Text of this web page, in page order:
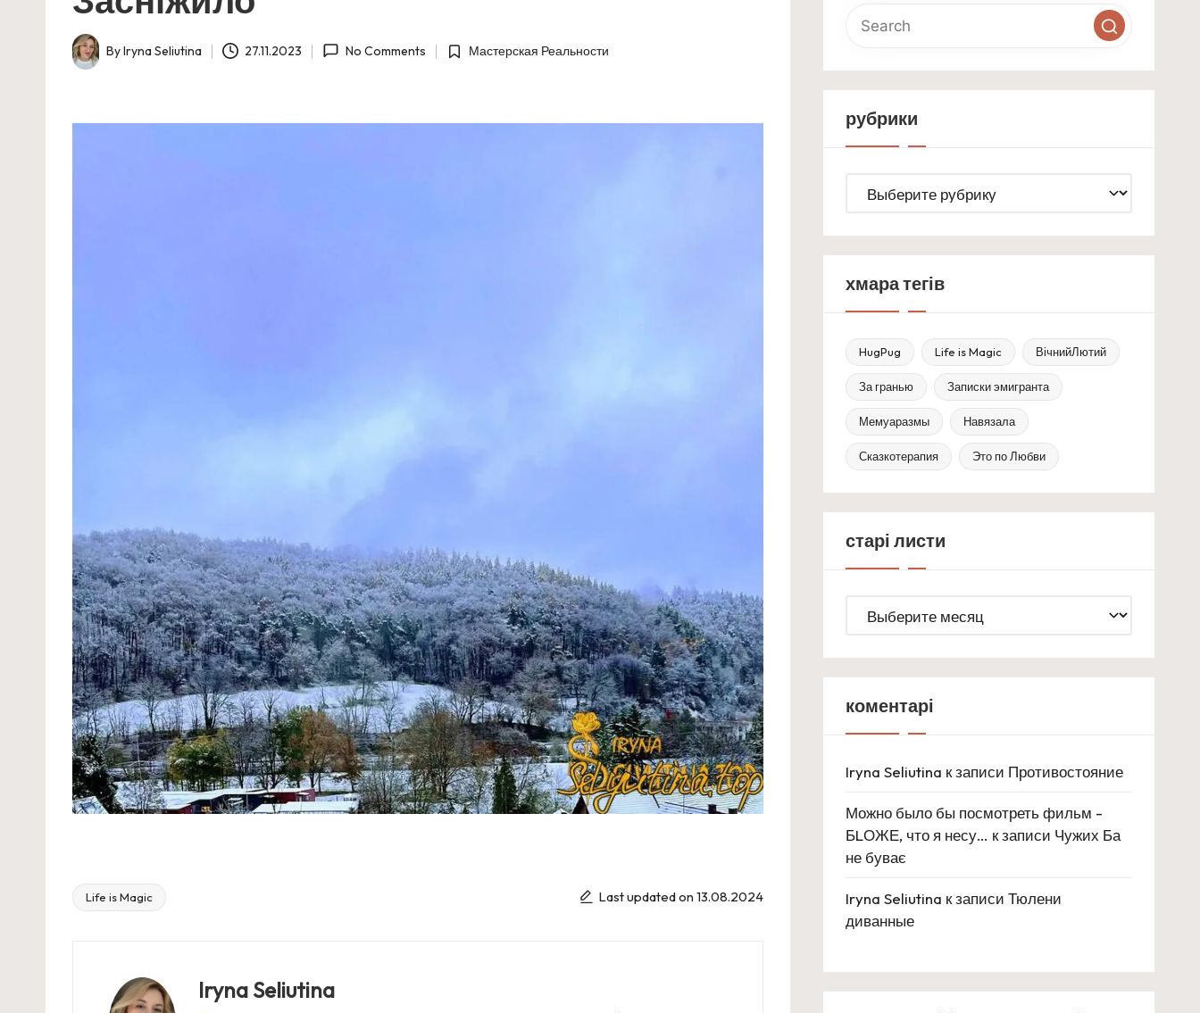
Posted
ByIryna Seliutina 27.11.2023 No Comments
Posted
Мастерская Реальности
Tags:
Life is Magic Last updated on 13.08.2024
Iryna Seliutina
рубрики
рубрики
хмара тегів
HugPug Life is Magic ВічнийЛютий
За гранью Записки эмигранта
Мемуаразмы Навязала
Сказкотерапия Это по Любви
старі листи
старі
коментарі
Iryna Seliutina к записи Противостояние
Можно было бы посмотреть фильм -
БLОЖЕ, что я несу… к записи Чужих Ба
не буває
Iryna Seliutina к записи Тюлени
диванные